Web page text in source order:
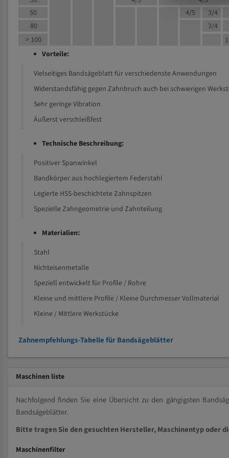
50
4/5 3/4
80
3/4
> 100
Vorteile:
Vielseitiges Bandsägeblatt für verschiedenste Anwendungen
Widerstandsfähig gegen Zahnbruch auch bei schwierigen
Sehr geringe Vibration
Äußerst verschleißfest
Technische Beschreibung:
Positiver Spanwinkel
Bandkörper aus hochlegiertem Federstahl
Legierte HSS-beschichtete Zahnspitzen
Spezielle Zahngeometrie und Zahnteilung
Materialien:
Stahl
Nichteisenmetalle
Speziell entwickelt für Profile / Rohre
Kleine und mittlere Profile / Kleine Durchmesser Vollmaterial
Kleine / Mittlere Werkstücke
Zahnempfehlungs-Tabelle für Bandsägeblätter
Maschinen liste
Nachfolgend finden Sie eine Übersicht zu den gängigsten
Bandsägeblätter.
Bitte tragen Sie den gesuchten Hersteller, Maschinentyp oder
Maschinenfilter